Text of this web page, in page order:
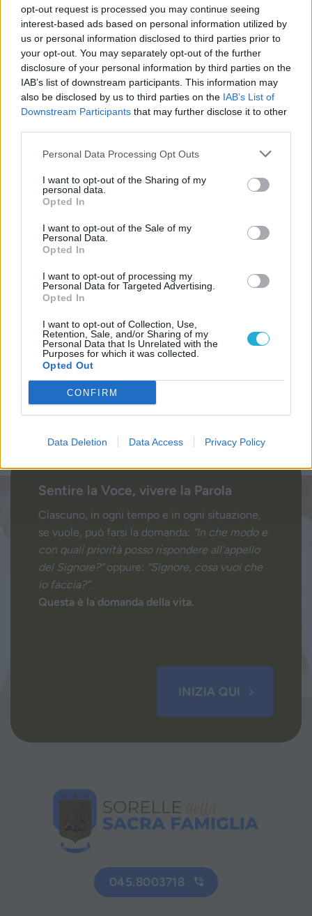
opt-out request is processed you may continue seeing
interest-based ads based on personal information utilized by
us or personal information disclosed to third parties prior to
your opt-out. You may separately opt-out of the further
disclosure of your personal information by third parties on the
IAB’s list of downstream participants. This information may
also be disclosed by us to third parties on the IAB’s List of
Downstream Participants that may further disclose it to other
Personal Data Processing Opt Outs
I want to opt-out of the Sharing of my
personal data.
Opted In
I want to opt-out of the Sale of my
Personal Data.
Opted In
I want to opt-out of processing my
Personal Data for Targeted Advertising.
Opted In
I want to opt-out of Collection, Use,
Retention, Sale, and/or Sharing of my
Personal Data that Is Unrelated with the
Purposes for which it was collected.
Opted Out
CONFIRM
Data Deletion Data Access Privacy Policy
LITURGIA DELLA PAROLA
ISCRIVITI ALLA NEWSLETTER
Nome
Biblioteca
Progetti
Istituto
Sentire la Voce, vivere la Parola
Ciascuno, in ogni tempo e in ogni situazione,
se vuole, può farsi la domanda: “In che modo e
con quali priorità posso rispondere all’appello
del Signore?”oppure: “Signore, cosa vuoi che
io faccia?”.
Questa è la domanda della vita.
INIZIA QUI
045.8003718